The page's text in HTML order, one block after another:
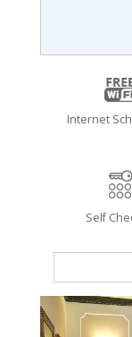
Internet
Self